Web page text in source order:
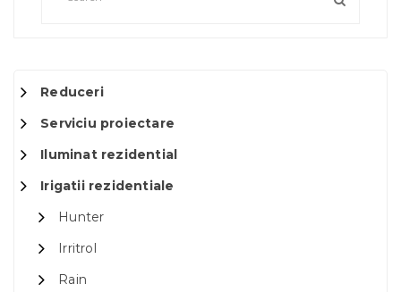
Reduceri
Serviciu proiectare
Iluminat rezidential
Irigatii rezidentiale
Hunter
Irritrol
Rain